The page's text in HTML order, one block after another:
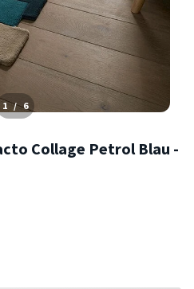
1 / 6
Collage Petrol Blau -